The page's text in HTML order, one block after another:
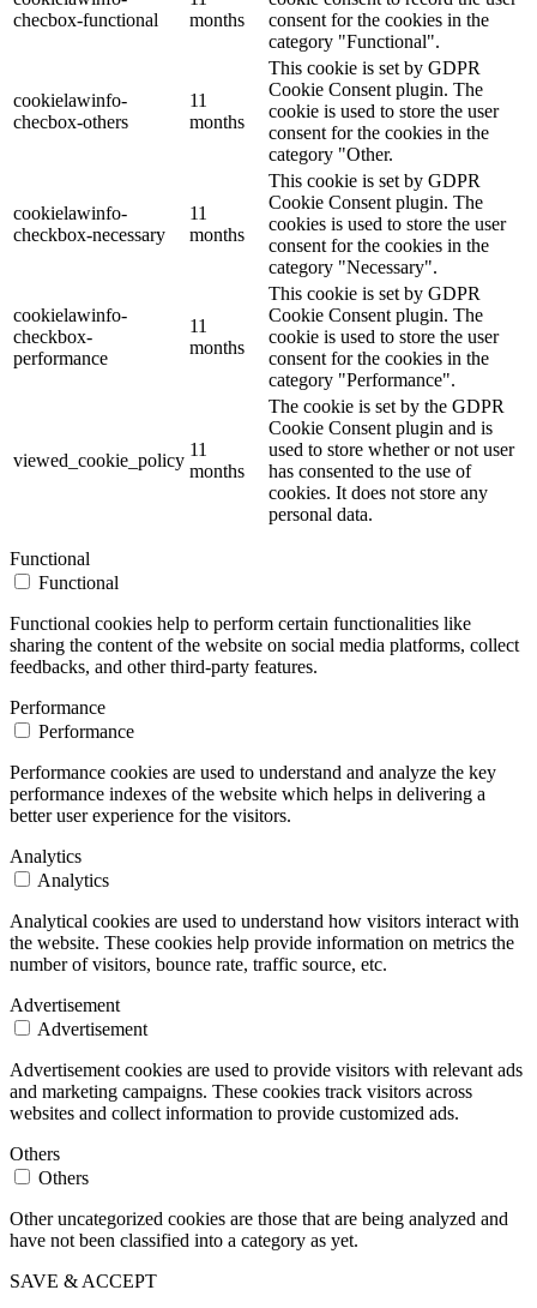
checbox-functional
months
consent for the cookies in the
category "Functional".
cookielawinfo-
checbox-others
11
months
This cookie is set by GDPR
Cookie Consent plugin. The
cookie is used to store the user
consent for the cookies in the
category "Other.
cookielawinfo-
checkbox-necessary
11
months
This cookie is set by GDPR
Cookie Consent plugin. The
cookies is used to store the user
consent for the cookies in the
category "Necessary".
cookielawinfo-
checkbox-
performance
11
months
This cookie is set by GDPR
Cookie Consent plugin. The
cookie is used to store the user
consent for the cookies in the
category "Performance".
viewed_cookie_policy
11
months
The cookie is set by the GDPR
Cookie Consent plugin and is
used to store whether or not user
has consented to the use of
cookies. It does not store any
personal data.
Functional
Functional
Functional cookies help to perform certain functionalities like
sharing the content of the website on social media platforms, collect
feedbacks, and other third-party features.
Performance
Performance
Performance cookies are used to understand and analyze the key
performance indexes of the website which helps in delivering a
better user experience for the visitors.
Analytics
Analytics
Analytical cookies are used to understand how visitors interact with
the website. These cookies help provide information on metrics the
number of visitors, bounce rate, traffic source, etc.
Advertisement
Advertisement
Advertisement cookies are used to provide visitors with relevant ads
and marketing campaigns. These cookies track visitors across
websites and collect information to provide customized ads.
Others
Others
Other uncategorized cookies are those that are being analyzed and
have not been classified into a category as yet.
SAVE & ACCEPT